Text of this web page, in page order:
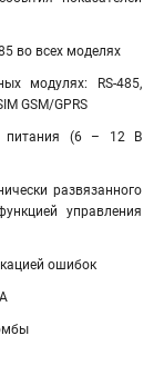
во всех моделях
модулях: RS-485,
GSM/GPRS
питания (6 – 12 В
развязанного
управления
ошибок